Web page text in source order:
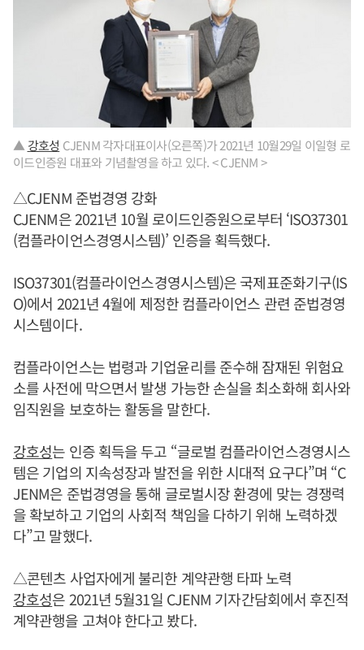
▲ 강호성 CJENM 각자대표이사(오른쪽)가 2021년 10월29일 이일형 로
이드인증원 대표와 기념촬영을 하고 있다. < CJENM >
△CJENM 준법경영 강화
CJENM은 2021년 10월 로이드인증원으로부터 ‘ISO37301
(컴플라이언스경영시스템)’ 인증을 획득했다.
ISO37301(컴플라이언스경영시스템)은 국제표준화기구(IS
O)에서 2021년 4월에 제정한 컴플라이언스 관련 준법경영
시스템이다.
컴플라이언스는 법령과 기업윤리를 준수해 잠재된 위험요
소를 사전에 막으면서 발생 가능한 손실을 최소화해 회사와
임직원을 보호하는 활동을 말한다.
강호성는 인증 획득을 두고 “글로벌 컴플라이언스경영시스
템은 기업의 지속성장과 발전을 위한 시대적 요구다”며 “C
JENM은 준법경영을 통해 글로벌시장 환경에 맞는 경쟁력
을 확보하고 기업의 사회적 책임을 다하기 위해 노력하겠
다”고 말했다.
△콘텐츠 사업자에게 불리한 계약관행 타파 노력
강호성은 2021년 5월31일 CJENM 기자간담회에서 후진적
계약관행을 고쳐야 한다고 봤다.